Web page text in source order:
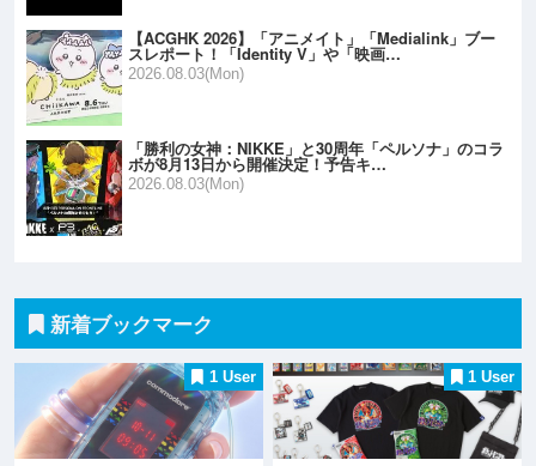
【ACGHK 2026】「アニメイト」「Medialink」ブー
スレポート！「Identity V」や「映画…
2026.08.03(Mon)
「勝利の女神：NIKKE」と30周年「ペルソナ」のコラ
ボが8月13日から開催決定！予告キ…
2026.08.03(Mon)
新着ブックマーク
1 User 1 User